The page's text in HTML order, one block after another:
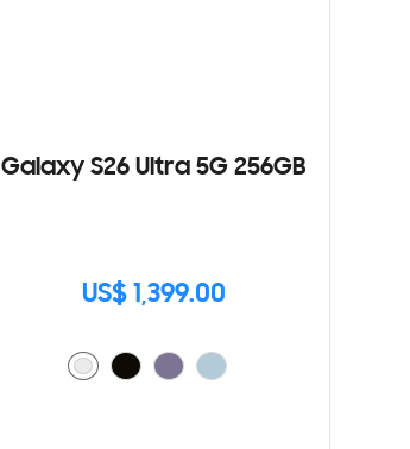
Galaxy S26 Ultra 5G 256GB
US$ 1,399.00